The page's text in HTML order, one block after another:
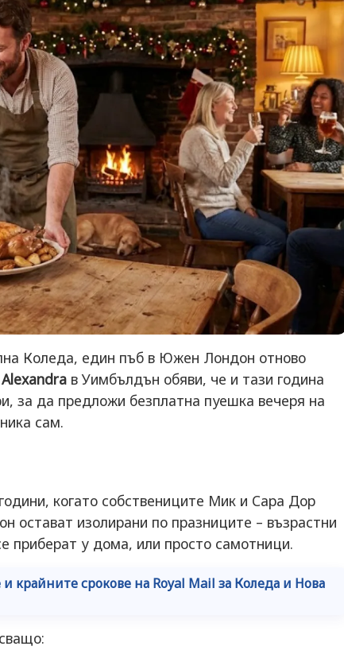
Коледа, един пъб в Южен Лондон отново
в Уимбълдън обяви, че и тази година
за да предложи безплатна пуешка вечеря на
сам.
когато собствениците Мик и Сара Дор
остават изолирани по празниците – възрастни
приберат у дома, или просто самотници.
крайните срокове на Royal Mail за Коледа и Нова